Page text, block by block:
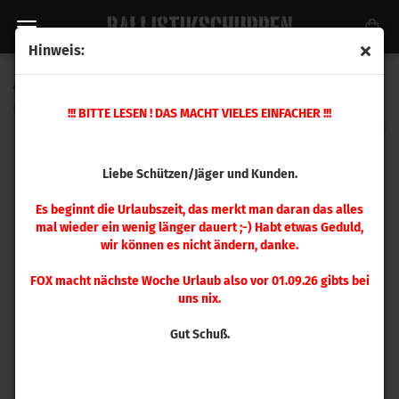
Hinweis:
!!! BITTE LESEN ! DAS MACHT VIELES EINFACHER !!!
Liebe Schützen/Jäger und Kunden.
Es beginnt die Urlaubszeit, das merkt man daran das alles
mal wieder ein wenig länger dauert ;-) Habt etwas Geduld,
wir können es nicht ändern, danke.
FOX macht nächste Woche Urlaub also vor 01.09.26 gibts bei
uns nix.
Gut Schuß.
A-Zoom .38 S&W Pufferpatrone 6 Stück
16125)